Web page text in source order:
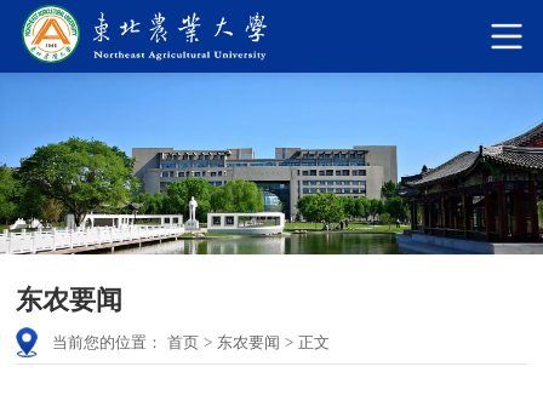
东农要闻
当前您的位置： 首页 > 东农要闻 > 正文